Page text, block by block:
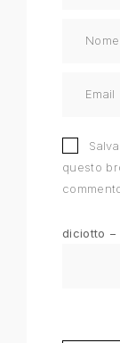
questo
diciotto −